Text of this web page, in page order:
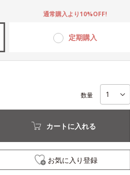
定期購入
通常購入より10%OFF!
数量
カートに入れる
お気に入り登録